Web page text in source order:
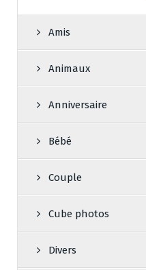
Amis
Animaux
Anniversaire
Bébé
Couple
Cube photos
Divers